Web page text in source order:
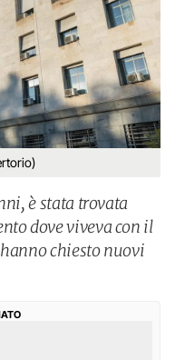
è stata trovata
dove viveva con il
chiesto nuovi